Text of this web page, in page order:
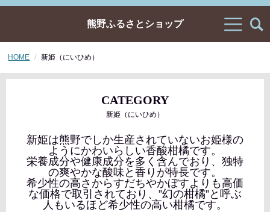
熊野ふるさとショップ
HOME 新姫（にいひめ）
CATEGORY
新姫（にいひめ）
新姫は熊野でしか生産されていないお姫様の
ようにかわいらしい香酸柑橘です。
栄養成分や健康成分を多く含んでおり、独特
の爽やかな酸味と香りが特長です。
希少性の高さからすだちやかぼすよりも高価
な価格で取引されており、”幻の柑橘”と呼ぶ
人もいるほど希少性の高い柑橘です。